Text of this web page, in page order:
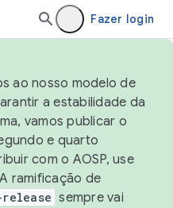
Fazer login
ao nosso modelo de
a estabilidade da
vamos publicar o
e quarto
com o AOSP, use
ramificação de
sempre vai